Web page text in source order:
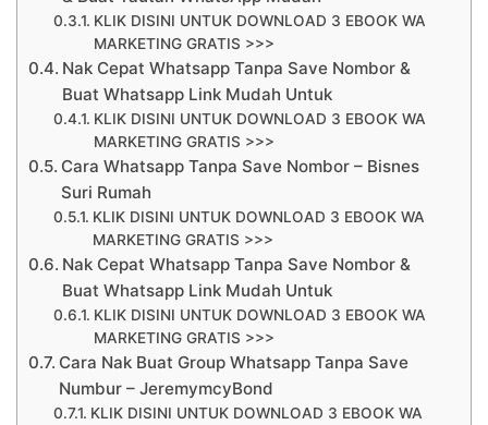
KLIK DISINI UNTUK DOWNLOAD 3 EBOOK WA
MARKETING GRATIS >>>
Nak Cepat Whatsapp Tanpa Save Nombor &
Buat Whatsapp Link Mudah Untuk
KLIK DISINI UNTUK DOWNLOAD 3 EBOOK WA
MARKETING GRATIS >>>
Cara Whatsapp Tanpa Save Nombor – Bisnes
Suri Rumah
KLIK DISINI UNTUK DOWNLOAD 3 EBOOK WA
MARKETING GRATIS >>>
Nak Cepat Whatsapp Tanpa Save Nombor &
Buat Whatsapp Link Mudah Untuk
KLIK DISINI UNTUK DOWNLOAD 3 EBOOK WA
MARKETING GRATIS >>>
Cara Nak Buat Group Whatsapp Tanpa Save
Numbur – JeremymcyBond
KLIK DISINI UNTUK DOWNLOAD 3 EBOOK WA